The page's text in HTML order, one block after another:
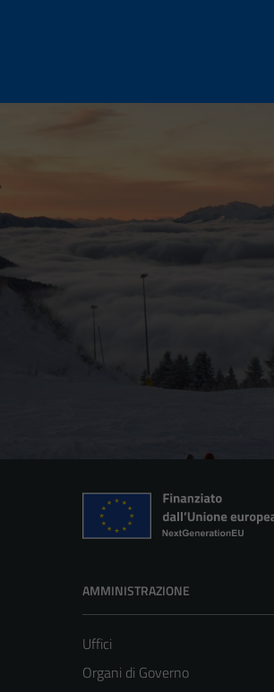
AMMINISTRAZIONE
Uffici
Organi di Governo